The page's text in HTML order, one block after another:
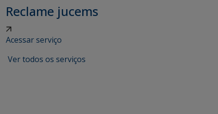
Reclame jucems
Acessar serviço
Ver todos os serviços